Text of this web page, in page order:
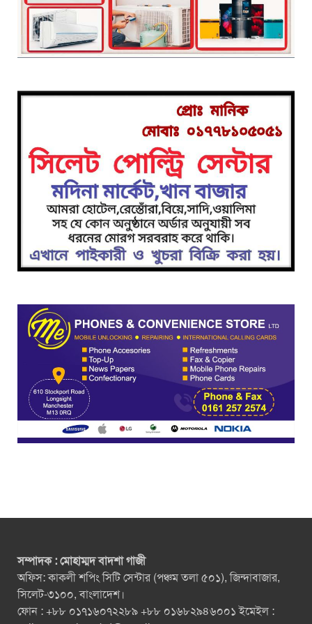
সম্পাদক : মোহাম্মদ বাদশা গাজী
অফিস: কাকলী শপিং সিটি সেন্টার (পঞ্চম তলা ৫০১), জিন্দাবাজার,
সিলেট-৩১০০, বাংলাদেশ।
ফোন : +৮৮ ০১৭১৬০৭২২৮৯ +৮৮ ০১৬৮২৯৪৬০০১ ইমেইল :